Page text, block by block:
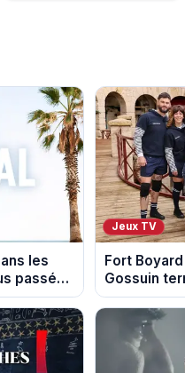
les
passés
Jeux TV
Fort Boyard
Gossuin
somme